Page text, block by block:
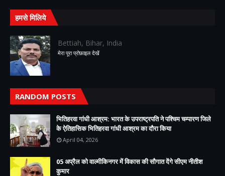
हमसे मिलिये
Bettiah, Bihar, India
मेरा पूरा प्रोफ़ाइल देखें
RANDOM POSTS
भितिहरवा गांधी आश्रम: भारत के उपराष्ट्रपति ने पश्चिम चम्पारण जिले
के ऐतिहासिक भितिहरवा गांधी आश्रम का दौरा किया
April 04, 2026
05 अप्रैल को वाल्मीकिनगर में विकास की सौगात देंगे सीएम नीतीश
कुमार